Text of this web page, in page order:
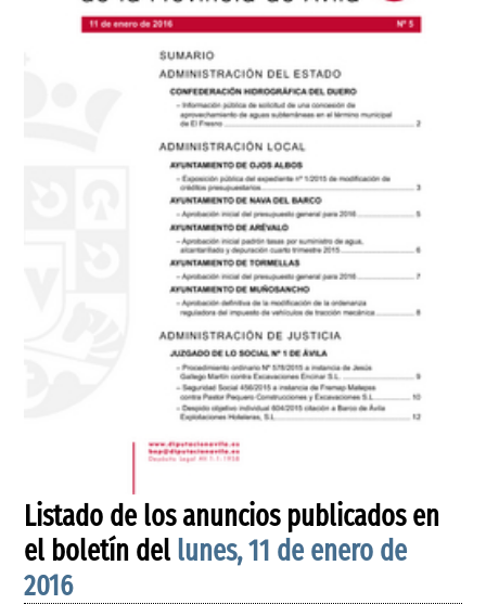
Listado de los anuncios publicados en
el boletín del lunes, 11 de enero de
2016